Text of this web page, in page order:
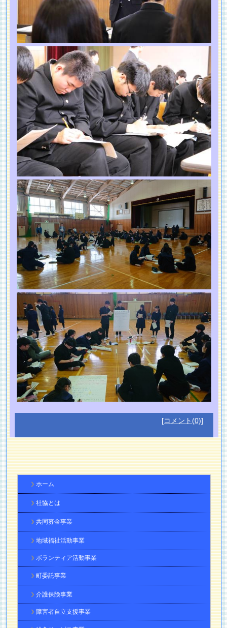
[コメント(0)]
ホーム
社協とは
共同募金事業
地域福祉活動事業
ボランティア活動事業
町委託事業
介護保険事業
障害者自立支援事業